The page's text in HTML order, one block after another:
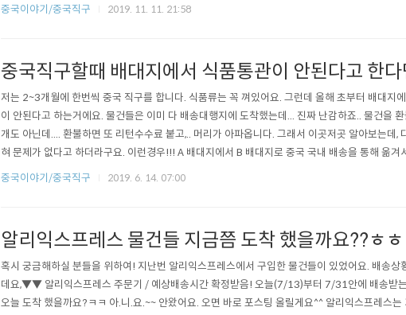
중국이야기/중국직구
2019. 11. 11. 21:58
중국직구할때 배대지에서 식품통관이 안된다고 한다
저는 2~3개월에 한번씩 중국 직구를 합니다. 식품류는 꼭 껴있어요. 그런데 올해 초부터 배대지
이 안된다고 하는거에요. 물건들은 이미 다 배송대행지에 도착했는데... 진짜 난감하죠.. 물건을
개도 아닌데.... 환불하면 또 리턴수수료 붙고,.. 머리가 아파옵니다. 그래서 이곳저곳 알아보는데,
혀 문제가 없다고 하더라구요. 이런경우!!! A 배대지에서 B 배대지로 중국 국내 배송을 통해 옮겨
다. 당연히, 배송비는 부담해야죠. 그래도 물건을 다 환불해버리는것보단 낫겠죠? 저는 이렇게 무
중국이야기/중국직구 2019. 6. 14. 07:00
알리익스프레스 물건들 지금쯤 도착 했을까요??ㅎㅎ
혹시 궁금해하실 분들을 위하여! 지난번 알리익스프레스에서 구입한 물건들이 있었어요. 배송상
데요,▼▼ 알리익스프레스 주문기 / 예상배송시간 확정받음! 오늘(7/13)부터 7/31안에 배송받
오늘 도착 했을까요?ㅋㅋ 아.니.요.~~ 안왔어요. 오면 바로 포스팅 올릴게요^^ 알리익스프레스는